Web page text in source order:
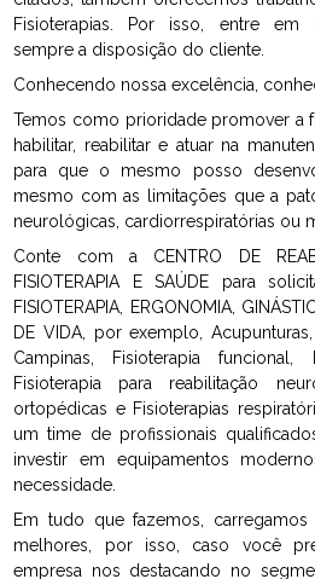
Fisioterapias. Por isso, entre em
sempre a disposição do cliente.
Conhecendo nossa excelência,
Temos como prioridade promover a
habilitar, reabilitar e atuar na
para que o mesmo posso
mesmo com as limitações que a
neurológicas, cardiorrespiratórias ou
Conte com a CENTRO DE
FISIOTERAPIA E SAÚDE para
FISIOTERAPIA, ERGONOMIA,
DE VIDA, por exemplo,
Campinas, Fisioterapia funcional,
Fisioterapia para reabilitação
ortopédicas e Fisioterapias
um time de profissionais
investir em equipamentos
necessidade.
Em tudo que fazemos,
melhores, por isso, caso você
empresa nos destacando no